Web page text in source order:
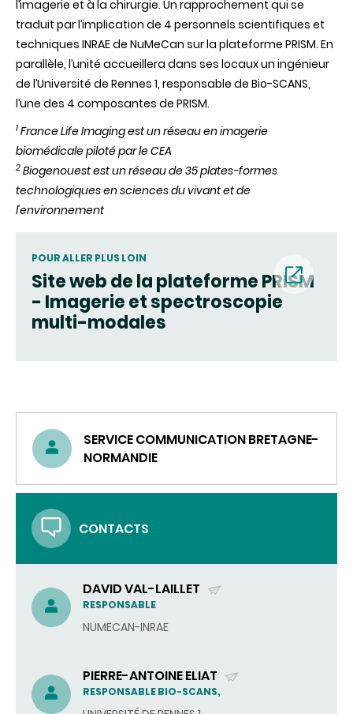
l’imagerie et à la chirurgie. Un rapprochement qui se
traduit par l’implication de 4 personnels scientifiques et
techniques INRAE de NuMeCan sur la plateforme PRISM. En
parallèle, l’unité accueillera dans ses locaux un ingénieur
de l’Université de Rennes 1, responsable de Bio-SCANS,
l’une des 4 composantes de PRISM.
1 France Life Imaging est un réseau en imagerie
biomédicale piloté par le CEA
2 Biogenouest est un réseau de 35 plates-formes
technologiques en sciences du vivant et de
l'environnement
POUR ALLER PLUS LOIN
Site web de la plateforme PRISM
- Imagerie et spectroscopie
multi-modales
SERVICE COMMUNICATION BRETAGNE-
NORMANDIE
CONTACTS
DAVID VAL-LAILLET
(ENVOYER
UN
RESPONSABLE
NUMECAN-INRAE
PIERRE-ANTOINE ELIAT
(ENVOYER
RESPONSABLE BIO-SCANS,